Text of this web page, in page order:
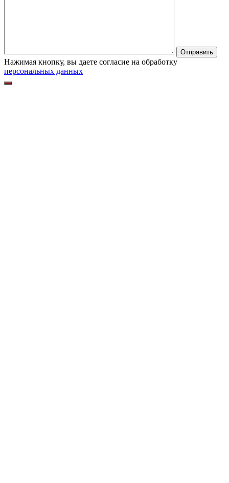
Нажимая кнопку, вы даете согласие на обработку
персональных данных